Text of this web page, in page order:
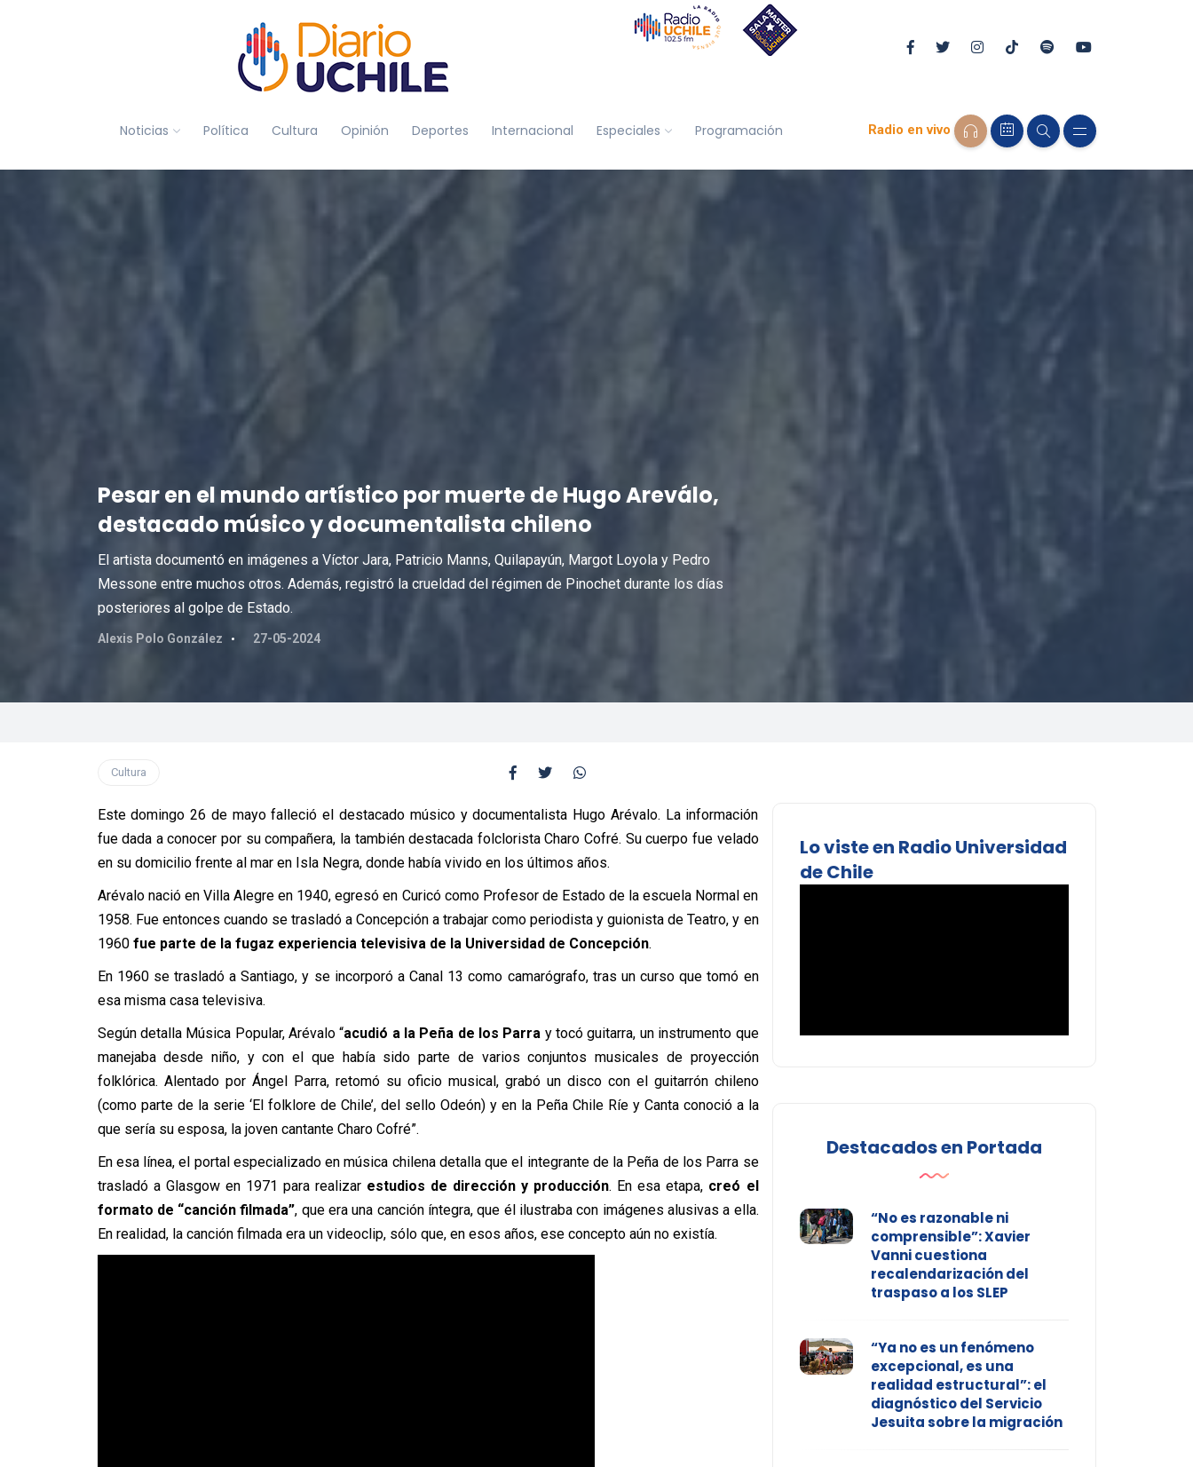
Noticias Política Cultura Opinión Deportes Internacional Especiales Programación Radio en vivo
Pesar en el mundo artístico por muerte de Hugo Areválo,
destacado músico y documentalista chileno
El artista documentó en imágenes a Víctor Jara, Patricio Manns, Quilapayún, Margot Loyola y Pedro
Messone entre muchos otros. Además, registró la crueldad del régimen de Pinochet durante los días
posteriores al golpe de Estado.
Alexis Polo González 27-05-2024
Cultura
Este domingo 26 de mayo falleció el destacado músico y documentalista Hugo Arévalo. La información
fue dada a conocer por su compañera, la también destacada folclorista Charo Cofré. Su cuerpo fue velado
en su domicilio frente al mar en Isla Negra, donde había vivido en los últimos años.
Arévalo nació en Villa Alegre en 1940, egresó en Curicó como Profesor de Estado de la escuela Normal en
1958. Fue entonces cuando se trasladó a Concepción a trabajar como periodista y guionista de Teatro, y en
1960 fue parte de la fugaz experiencia televisiva de la Universidad de Concepción.
En 1960 se trasladó a Santiago, y se incorporó a Canal 13 como camarógrafo, tras un curso que tomó en
esa misma casa televisiva.
Según detalla Música Popular, Arévalo “acudió a la Peña de los Parra y tocó guitarra, un instrumento que
manejaba desde niño, y con el que había sido parte de varios conjuntos musicales de proyección
folklórica. Alentado por Ángel Parra, retomó su oficio musical, grabó un disco con el guitarrón chileno
(como parte de la serie ‘El folklore de Chile’, del sello Odeón) y en la Peña Chile Ríe y Canta conoció a la
que sería su esposa, la joven cantante Charo Cofré”.
En esa línea, el portal especializado en música chilena detalla que el integrante de la Peña de los Parra se
trasladó a Glasgow en 1971 para realizar estudios de dirección y producción. En esa etapa, creó el
formato de “canción filmada”, que era una canción íntegra, que él ilustraba con imágenes alusivas a ella.
En realidad, la canción filmada era un videoclip, sólo que, en esos años, ese concepto aún no existía.
Lo viste en Radio Universidad
de Chile
Destacados en Portada
“No es razonable ni
comprensible”: Xavier
Vanni cuestiona
recalendarización del
traspaso a los SLEP
“Ya no es un fenómeno
excepcional, es una
realidad estructural”: el
diagnóstico del Servicio
Jesuita sobre la migración